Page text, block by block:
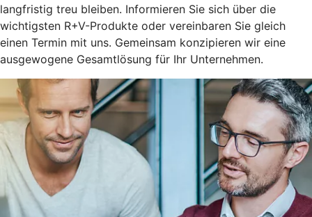
langfristig treu bleiben. Informieren Sie sich über die
wichtigsten R+V-Produkte oder vereinbaren Sie gleich
einen Termin mit uns. Gemeinsam konzipieren wir eine
ausgewogene Gesamtlösung für Ihr Unternehmen.